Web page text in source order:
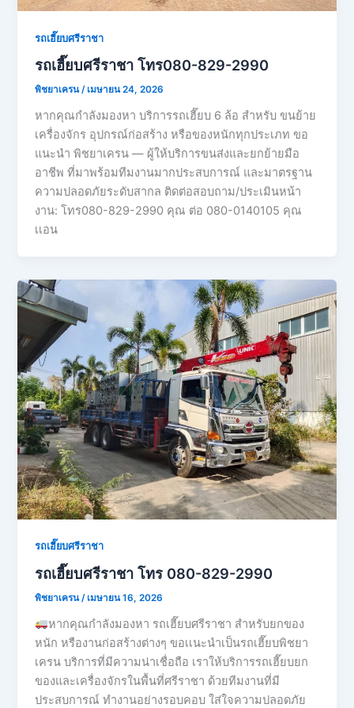
รถเฮี๊ยบศรีราชา
รถเฮี๊ยบศรีราชา โทร080-829-2990
พิชยาเครน/ เมษายน 24, 2026
หากคุณกำลังมองหา บริการรถเฮี๊ยบ 6 ล้อ สำหรับ ขนย้าย
เครื่องจักร อุปกรณ์ก่อสร้าง หรือของหนักทุกประเภท ขอ
แนะนำ พิชยาเครน — ผู้ให้บริการขนส่งและยกย้ายมือ
อาชีพ ที่มาพร้อมทีมงานมากประสบการณ์ และมาตรฐาน
ความปลอดภัยระดับสากล ติดต่อสอบถาม/ประเมินหน้า
งาน: โทร080-829-2990 คุณ ต่อ 080-0140105 คุณ
เเอน
รถเฮี๊ยบศรีราชา
รถเฮี๊ยบศรีราชา โทร 080-829-2990
พิชยาเครน/ เมษายน 16, 2026
หากคุณกำลังมองหา รถเฮี๊ยบศรีราชา สำหรับยกของ
หนัก หรืองานก่อสร้างต่างๆ ขอเเนะนำเป็นรถเฮี๊ยบพิชยา
เครน บริการที่มีความน่าเชื่อถือ เราให้บริการรถเฮี๊ยบยก
ของและเครื่องจักรในพื้นที่ศรีราชา ด้วยทีมงานที่มี
ประสบการณ์ ทำงานอย่างรอบคอบ ใส่ใจความปลอดภัย